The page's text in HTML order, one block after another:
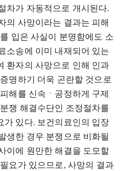
차가 자동적으로 개시된다.
의 사망이라는 결과는 피해
입은 사실이 분명함에도 소
소송에 이미 내재되어 있는
환자의 사망으로 인해 인과
명하기 더욱 곤란할 것으로
해를 신속ㆍ공정하게 구제
쟁 해결수단인 조정절차를
가 있다. 보건의료인의 입장
생한 경우 분쟁으로 비화될
이에 원만한 해결을 도모할
요가 있으므로, 사망의 결과